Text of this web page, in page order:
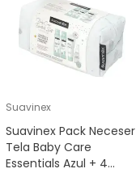
Suavinex
Suavinex Pack Neceser
Tela Baby Care
Essentials Azul + 4